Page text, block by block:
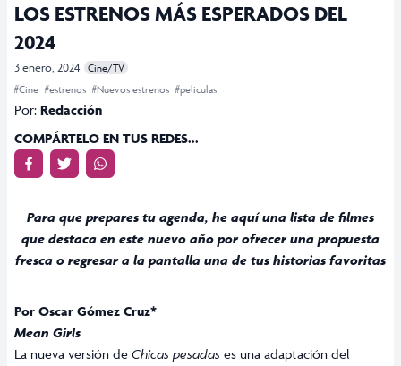
LOS ESTRENOS MÁS ESPERADOS DEL
2024
3 enero, 2024 Cine/TV
#Cine #estrenos #Nuevos estrenos #peliculas
Por: Redacción
COMPÁRTELO EN TUS REDES...
Para que prepares tu agenda, he aquí una lista de filmes
que destaca en este nuevo año por ofrecer una propuesta
fresca o regresar a la pantalla una de tus historias favoritas
Por Oscar Gómez Cruz*
Mean Girls
La nueva versión de Chicas pesadas es una adaptación del